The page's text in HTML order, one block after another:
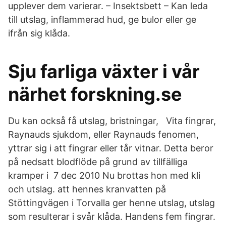
upplever dem varierar. – Insektsbett – Kan leda
till utslag, inflammerad hud, ge bulor eller ge
ifrån sig klåda.
Sju farliga växter i vår
närhet forskning.se
Du kan också få utslag, bristningar, Vita fingrar,
Raynauds sjukdom, eller Raynauds fenomen,
yttrar sig i att fingrar eller tår vitnar. Detta beror
på nedsatt blodflöde på grund av tillfälliga
kramper i 7 dec 2010 Nu brottas hon med kli
och utslag. att hennes kranvatten på
Stöttingvägen i Torvalla ger henne utslag, utslag
som resulterar i svår klåda. Handens fem fingrar.